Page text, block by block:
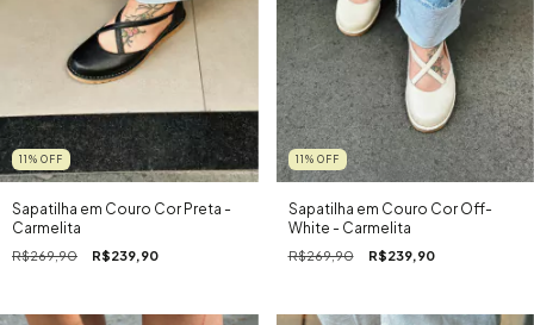
11 % OFF
Sapatilha em Couro Cor Preta -
Carmelita
R$269,90 R$239,90
11 % OFF
Sapatilha em Couro Cor Off-
White - Carmelita
R$269,90 R$239,90